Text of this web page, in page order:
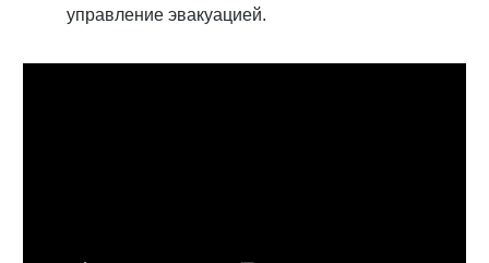
управление эвакуацией.